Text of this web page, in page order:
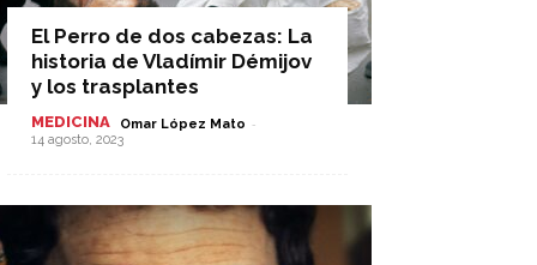
El Perro de dos cabezas: La
historia de Vladímir Démijov
y los trasplantes
MEDICINA Omar López Mato -
14 agosto, 2023